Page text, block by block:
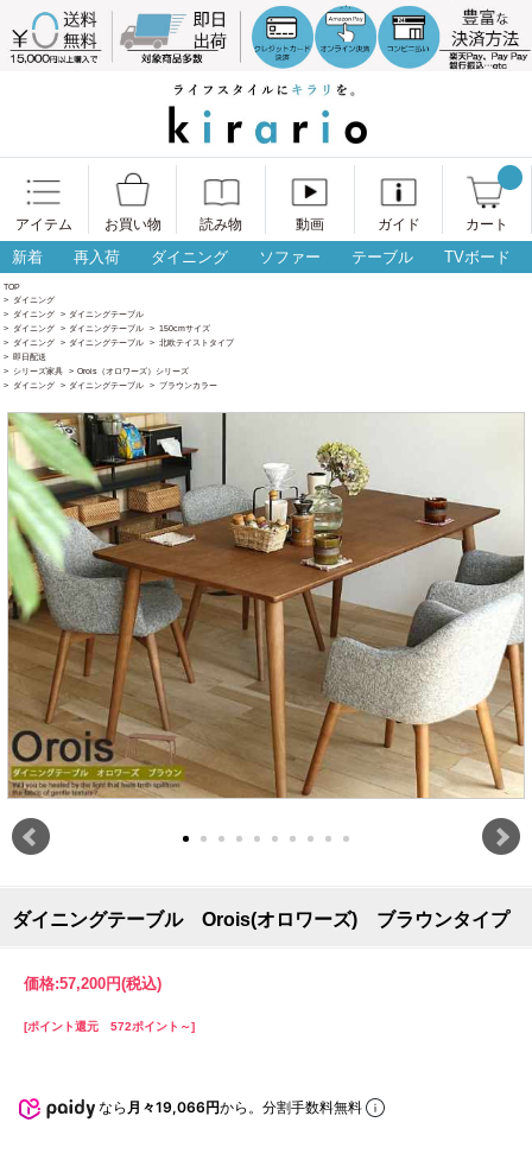
アイテム お買い物 読み物 動画 ガイド カート
新着 再入荷 ダイニング ソファー テーブル TVボード
TOP
> ダイニング
> ダイニング > ダイニングテーブル
> ダイニング > ダイニングテーブル > 150cmサイズ
> ダイニング > ダイニングテーブル > 北欧テイストタイプ
> 即日配送
> シリーズ家具 > Orois（オロワーズ）シリーズ
> ダイニング > ダイニングテーブル > ブラウンカラー
ダイニングテーブル Orois(オロワーズ) ブラウンタイプ
価格:57,200円(税込)
[ポイント還元 572ポイント～]
なら 月々19,066円から。分割手数料無料